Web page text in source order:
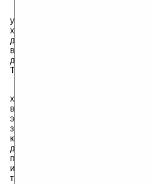
усилий с целью повышения
хранимых в портативных
договорились, что для
вариантом будет создание
двух фирменных технологий: Intel
TrustZone.
Разработанная фирмой
хорошо зарекомендовала себя
в мобильном устройстве данных
этого в памяти
защищенной области. В
контролировать «секретные»
данных, поступающих в
память, по уровню секретности
идентификации по так
технологии TrustZone